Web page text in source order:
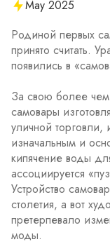
May 2025
Родиной первых
принято считать.
появились в
За свою более
самовары
уличной
изначальным и
кипячение воды
ассоциируется
Устройство
столетия, а вот
претерпевало
моды.